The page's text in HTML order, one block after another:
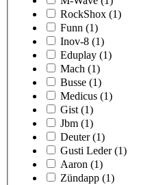
RockShox (1)
Funn (1)
Inov-8 (1)
Eduplay (1)
Mach (1)
Busse (1)
Medicus (1)
Gist (1)
Jbm (1)
Deuter (1)
Gusti Leder (1)
Aaron (1)
Zündapp (1)